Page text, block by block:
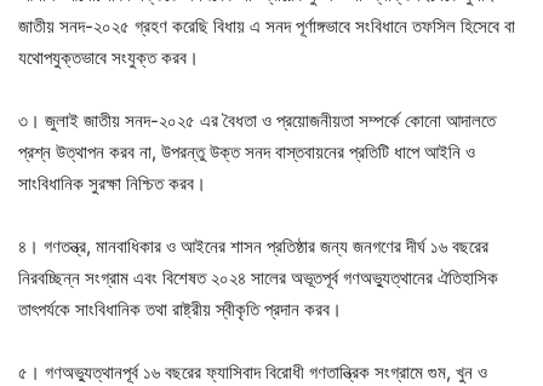
জাতীয় সনদ-২০২৫ গ্রহণ করেছি বিধায় এ সনদ পূর্ণাঙ্গভাবে সংবিধানে তফসিল হিসেবে বা
যথোপযুক্তভাবে সংযুক্ত করব।
৩। জুলাই জাতীয় সনদ-২০২৫ এর বৈধতা ও প্রয়োজনীয়তা সম্পর্কে কোনো আদালতে
প্রশ্ন উত্থাপন করব না, উপরন্তু উক্ত সনদ বাস্তবায়নের প্রতিটি ধাপে আইনি ও
সাংবিধানিক সুরক্ষা নিশ্চিত করব।
৪। গণতন্ত্র, মানবাধিকার ও আইনের শাসন প্রতিষ্ঠার জন্য জনগণের দীর্ঘ ১৬ বছরের
নিরবচ্ছিন্ন সংগ্রাম এবং বিশেষত ২০২৪ সালের অভূতপূর্ব গণঅভ্যুত্থানের ঐতিহাসিক
তাৎপর্যকে সাংবিধানিক তথা রাষ্ট্রীয় স্বীকৃতি প্রদান করব।
৫। গণঅভ্যুত্থানপূর্ব ১৬ বছরের ফ্যাসিবাদ বিরোধী গণতান্ত্রিক সংগ্রামে গুম, খুন ও